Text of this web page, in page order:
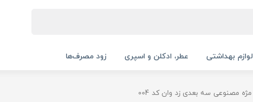
لوازم بهداشتی عطر، ادکلن و اسپری زود مصرف‌ها
مژه مصنوعی سه بعدی زد وان کد 004